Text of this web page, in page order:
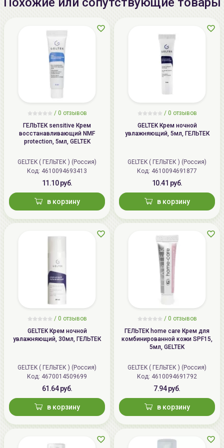
Федерация, 192148, г.Санкт-
Железнодорожный д.45, литера
Д, помещ.16, тел.8-800-250-56-58
Импортер в
Беларусь:
ООО «Аллкосметикс Групп».
Беларусь, 220113 Минск,
ул.Мележа, д.5, корп.1, пом.233.
/ 0 отзывов
ГЕЛЬТЕК sensitive Крем
восстанавливающий NMF
protection, 5мл, GELTEK
GELTEK ( ГЕЛЬТЕК ) (Россия)
Код: 4610094693413
11.10 руб.
в корзину
/ 0 отзывов
GELTEK Крем ночной
увлажняющий, 5мл, ГЕЛЬТЕК
GELTEK ( ГЕЛЬТЕК ) (Россия)
Код: 4610094691877
10.41 руб.
в корзину
/ 0 отзывов
GELTEK Крем ночной
увлажняющий, 30мл, ГЕЛЬТЕК
GELTEK ( ГЕЛЬТЕК ) (Россия)
Код: 4670014509699
61.64 руб.
в корзину
/ 0 отзывов
ГЕЛЬТЕК home care Крем для
комбинированной кожи SPF15,
5мл, GELTEK
GELTEK ( ГЕЛЬТЕК ) (Россия)
Код: 4610094691792
7.94 руб.
в корзину